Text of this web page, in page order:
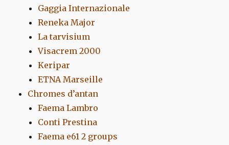
Gaggia Internazionale
Reneka Major
La tarvisium
Visacrem 2000
Keripar
ETNA Marseille
Chromes d’antan
Faema Lambro
Conti Prestina
Faema e61 2 groups